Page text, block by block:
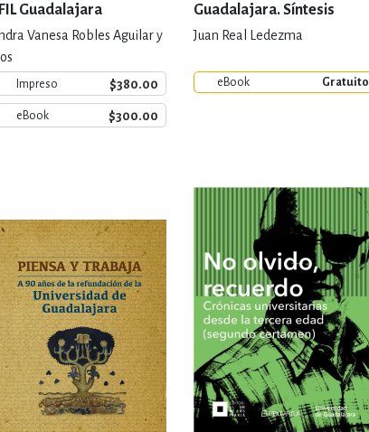
FIL Guadalajara
Vanesa Robles Aguilar y
Impreso $380.00
eBook $300.00
Guadalajara. Síntesis
histórica
Juan Real Ledezma
eBook Gratuito